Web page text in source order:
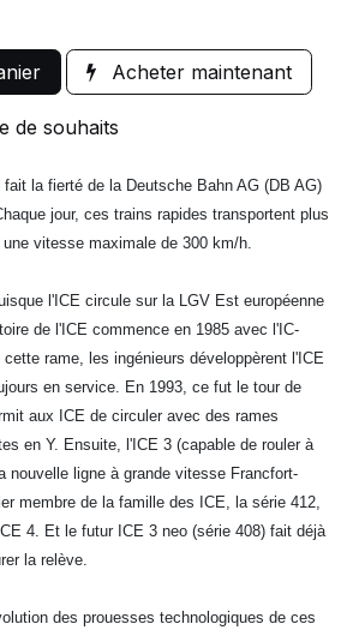
Acheter maintenant
de souhaits
la fierté de la Deutsche Bahn AG (DB AG)
jour, ces trains rapides transportent plus
vitesse maximale de 300 km/h.
l'ICE circule sur la LGV Est européenne
de l'ICE commence en 1985 avec l'IC-
rame, les ingénieurs développèrent l'ICE
en service. En 1993, ce fut le tour de
aux ICE de circuler avec des rames
en Y. Ensuite, l'ICE 3 (capable de rouler à
nouvelle ligne à grande vitesse Francfort-
membre de la famille des ICE, la série 412,
4. Et le futur ICE 3 neo (série 408) fait déjà
la relève.
des prouesses technologiques de ces